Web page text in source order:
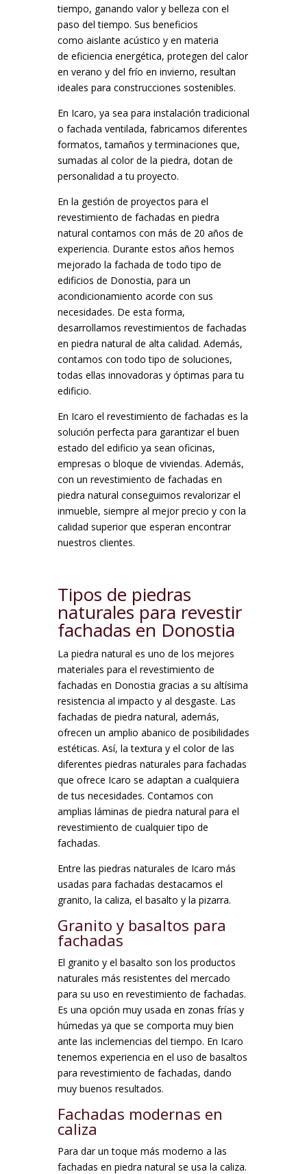
tiempo, ganando valor y belleza con el
paso del tiempo. Sus beneficios
como aislante acústico y en materia
de eficiencia energética, protegen del calor
en verano y del frío en invierno, resultan
ideales para construcciones sostenibles.
En Icaro, ya sea para instalación tradicional
o fachada ventilada, fabricamos diferentes
formatos, tamaños y terminaciones que,
sumadas al color de la piedra, dotan de
personalidad a tu proyecto.
En la gestión de proyectos para el
revestimiento de fachadas en piedra
natural contamos con más de 20 años de
experiencia. Durante estos años hemos
mejorado la fachada de todo tipo de
edificios de Donostia, para un
acondicionamiento acorde con sus
necesidades. De esta forma,
desarrollamos revestimientos de fachadas
en piedra natural de alta calidad. Además,
contamos con todo tipo de soluciones,
todas ellas innovadoras y óptimas para tu
edificio.
En Icaro el revestimiento de fachadas es la
solución perfecta para garantizar el buen
estado del edificio ya sean oficinas,
empresas o bloque de viviendas. Además,
con un revestimiento de fachadas en
piedra natural conseguimos revalorizar el
inmueble, siempre al mejor precio y con la
calidad superior que esperan encontrar
nuestros clientes.
Tipos de piedras
naturales para revestir
fachadas en Donostia
La piedra natural es uno de los mejores
materiales para el revestimiento de
fachadas en Donostia gracias a su altísima
resistencia al impacto y al desgaste. Las
fachadas de piedra natural, además,
ofrecen un amplio abanico de posibilidades
estéticas. Así, la textura y el color de las
diferentes piedras naturales para fachadas
que ofrece Icaro se adaptan a cualquiera
de tus necesidades. Contamos con
amplias láminas de piedra natural para el
revestimiento de cualquier tipo de
fachadas.
Entre las piedras naturales de Icaro más
usadas para fachadas destacamos el
granito, la caliza, el basalto y la pizarra.
Granito y basaltos para
fachadas
El granito y el basalto son los productos
naturales más resistentes del mercado
para su uso en revestimiento de fachadas.
Es una opción muy usada en zonas frías y
húmedas ya que se comporta muy bien
ante las inclemencias del tiempo. En Icaro
tenemos experiencia en el uso de basaltos
para revestimiento de fachadas, dando
muy buenos resultados.
Fachadas modernas en
caliza
Para dar un toque más moderno a las
fachadas en piedra natural se usa la caliza.